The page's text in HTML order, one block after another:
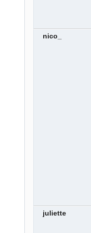
nico_
juliette